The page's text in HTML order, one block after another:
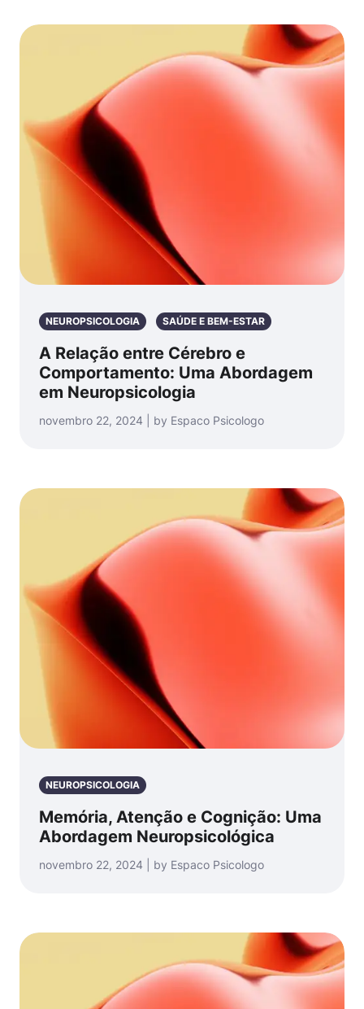
NEUROPSICOLOGIA SAÚDE E BEM-ESTAR
A Relação entre Cérebro e
Comportamento: Uma Abordagem
em Neuropsicologia
novembro 22, 2024 | by Espaco Psicologo
NEUROPSICOLOGIA
Memória, Atenção e Cognição: Uma
Abordagem Neuropsicológica
novembro 22, 2024 | by Espaco Psicologo